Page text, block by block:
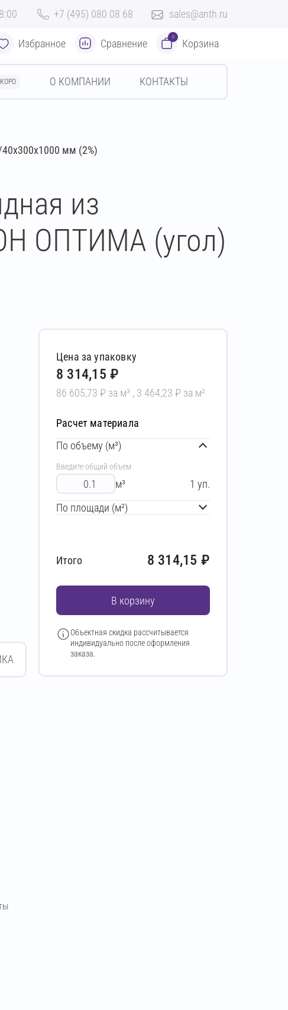
+7 (495) 080 08 68 sales@anth.ru
Избранное Сравнение
0
Корзина
О КОМПАНИИ КОНТАКТЫ
мм (2%)
из
ОПТИМА (угол)
Цена за упаковку
8 314,15 ₽
86 605,73 ₽ за м³ , 3 464,23 ₽ за м²
Расчет материала
По объему (м³)
Введите общий объем
м³ 1 уп.
По площади (м²)
Итого 8 314,15 ₽
В корзину
Объектная скидка рассчитывается
индивидуально после оформления
заказа.